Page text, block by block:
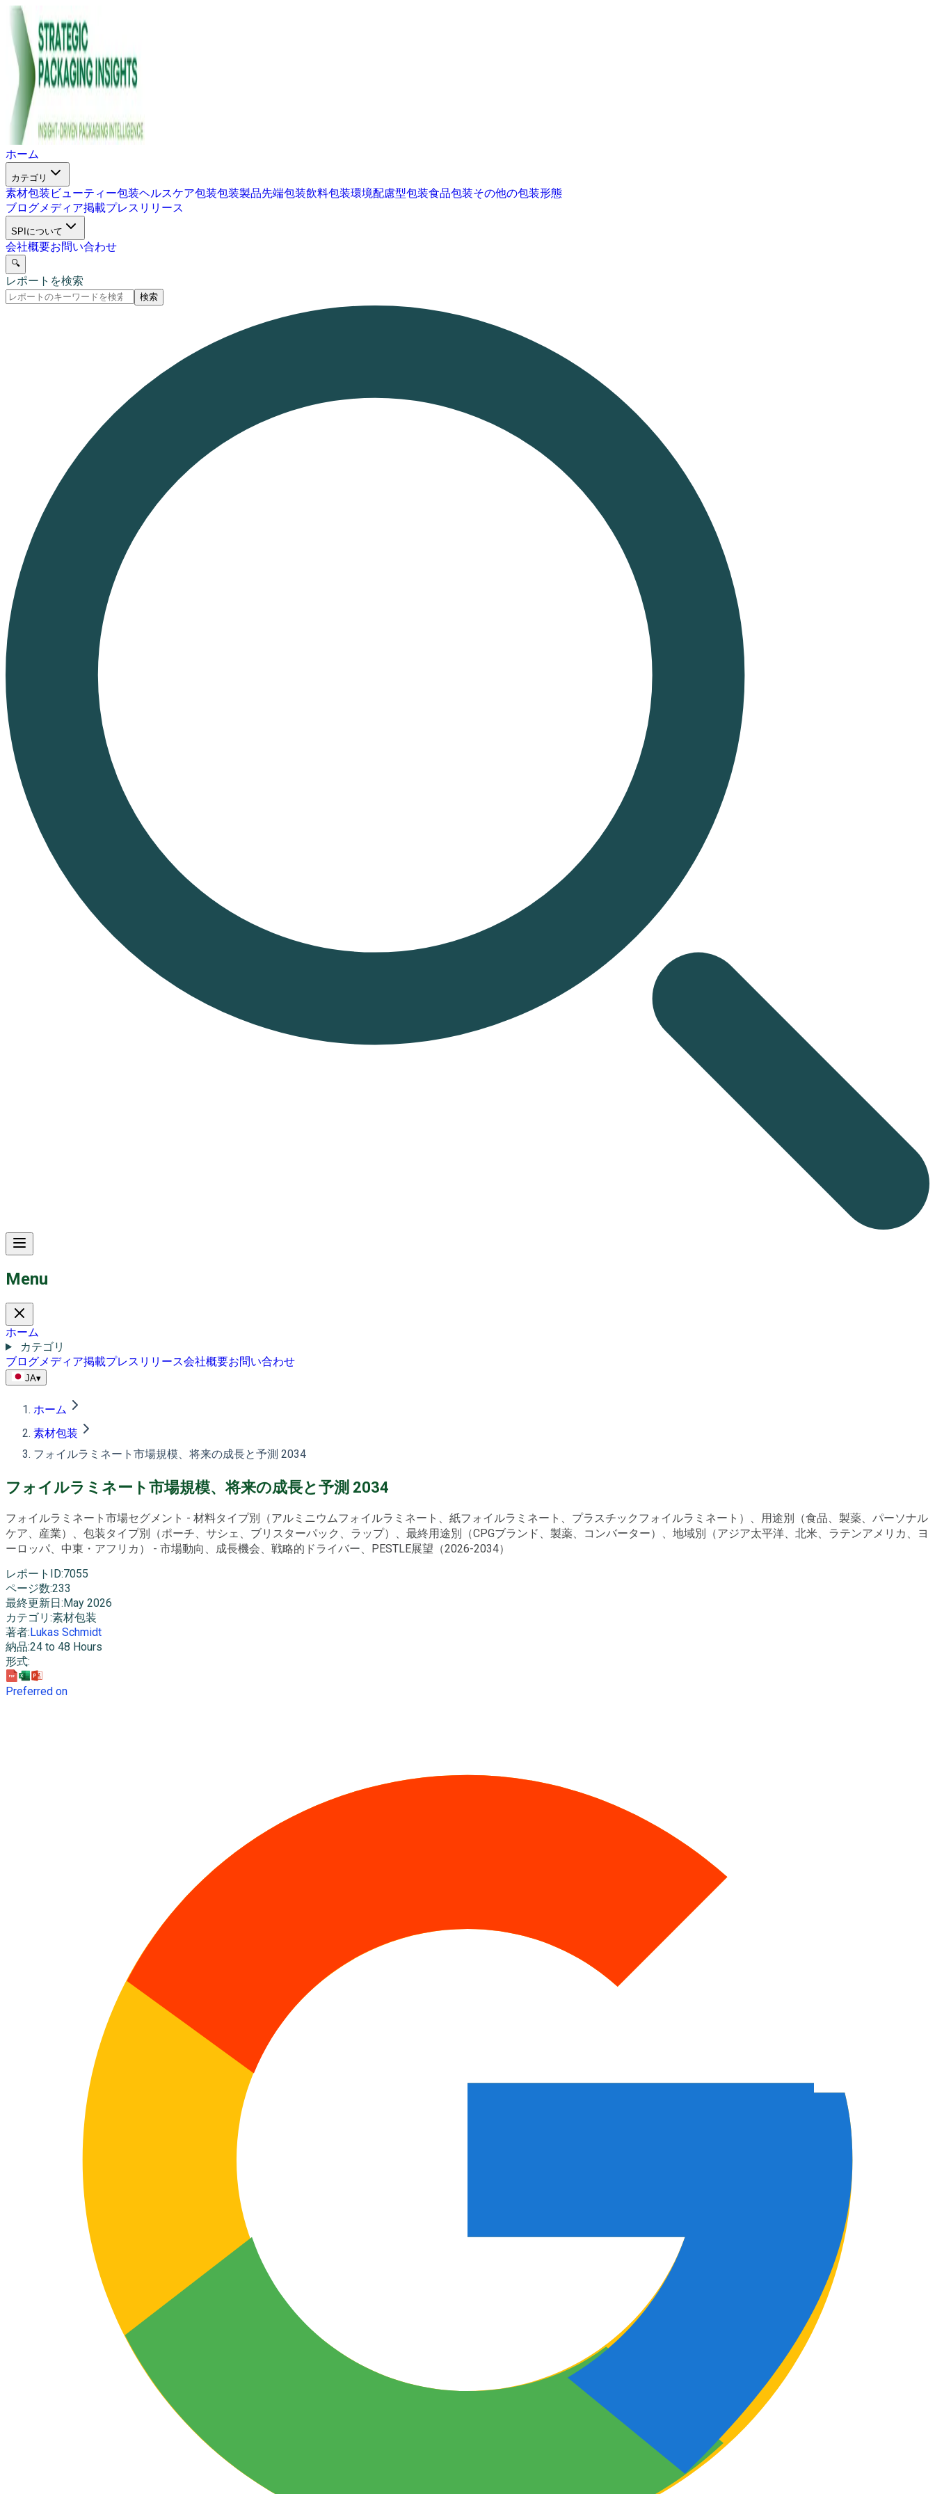
ホーム
カテゴリ
素材包装 ビューティー包装ヘルスケア包装包装製品先端包装飲料包装環境配慮型包装食品包装その他の包装形態
ブログメディア掲載プレスリリース
SPIについて
会社概要お問い合わせ
🔍
レポートを検索
検索
Menu
ホーム
カテゴリ
ブログメディア掲載プレスリリース会社概要お問い合わせ
JA▾
ホーム
素材包装
フォイルラミネート市場規模、将来の成長と予測 2034
フォイルラミネート市場規模、将来の成長と予測 2034
フォイルラミネート市場セグメント - 材料タイプ別（アルミニウムフォイルラミネート、紙フォイルラミネート、プラスチックフォイルラミネート）、用途別（食品、製薬、パーソナル
ケア、産業）、包装タイプ別（ポーチ、サシェ、ブリスターパック、ラップ）、最終用途別（CPGブランド、製薬、コンバーター）、地域別（アジア太平洋、北米、ラテンアメリカ、ヨ
ーロッパ、中東・アフリカ） - 市場動向、成長機会、戦略的ドライバー、PESTLE展望（2026-2034）
レポートID:7055
ページ数:233
最終更新日 : May 2026
カテゴリ :素材包装
著者: Lukas Schmidt
納品:24 to 48 Hours
形式:
Preferred on